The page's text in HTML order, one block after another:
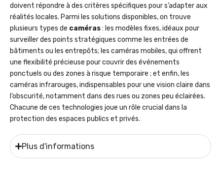
doivent répondre à des critères spécifiques pour s’adapter aux
réalités locales. Parmi les solutions disponibles, on trouve
plusieurs types de caméras: les modèles fixes, idéaux pour
surveiller des points stratégiques comme les entrées de
bâtiments ou les entrepôts; les caméras mobiles, qui offrent
une flexibilité précieuse pour couvrir des événements
ponctuels ou des zones à risque temporaire ; et enfin, les
caméras infrarouges, indispensables pour une vision claire dans
l’obscurité, notamment dans des rues ou zones peu éclairées.
Chacune de ces technologies joue un rôle crucial dans la
protection des espaces publics et privés.
Plus d'informations